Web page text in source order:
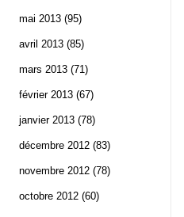
mai 2013 (95)
avril 2013 (85)
mars 2013 (71)
février 2013 (67)
janvier 2013 (78)
décembre 2012 (83)
novembre 2012 (78)
octobre 2012 (60)